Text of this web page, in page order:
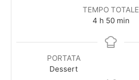
TEMPO TOTALE
4ore
h 50minuti
min
PORTATA
Dessert